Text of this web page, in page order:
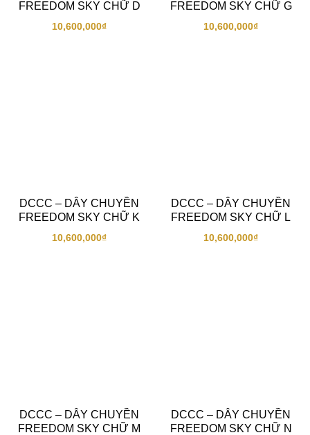
FREEDOM SKY CHỮ D
10,600,000₫
FREEDOM SKY CHỮ G
10,600,000₫
DCCC – DÂY CHUYỀN
FREEDOM SKY CHỮ K
10,600,000₫
DCCC – DÂY CHUYỀN
FREEDOM SKY CHỮ L
10,600,000₫
DCCC – DÂY CHUYỀN
FREEDOM SKY CHỮ M
DCCC – DÂY CHUYỀN
FREEDOM SKY CHỮ N